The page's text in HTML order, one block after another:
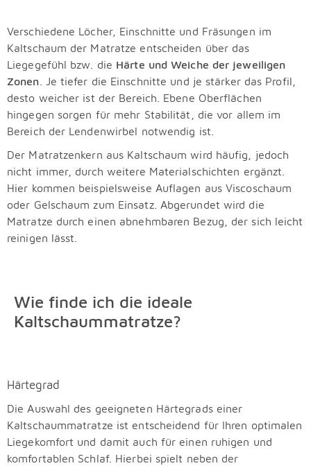
Verschiedene Löcher, Einschnitte und Fräsungen im
Kaltschaum der Matratze entscheiden über das
Liegegefühl bzw. die Härte und Weiche der jeweiligen
Zonen . Je tiefer die Einschnitte und je stärker das Profil,
desto weicher ist der Bereich. Ebene Oberflächen
hingegen sorgen für mehr Stabilität, die vor allem im
Bereich der Lendenwirbel notwendig ist.
Der Matratzenkern aus Kaltschaum wird häufig, jedoch
nicht immer, durch weitere Materialschichten ergänzt.
Hier kommen beispielsweise Auflagen aus Viscoschaum
oder Gelschaum zum Einsatz. Abgerundet wird die
Matratze durch einen abnehmbaren Bezug, der sich leicht
reinigen lässt.
Wie finde ich die ideale
Kaltschaummatratze?
Härtegrad
Die Auswahl des geeigneten Härtegrads einer
Kaltschaummatratze ist entscheidend für Ihren optimalen
Liegekomfort und damit auch für einen ruhigen und
komfortablen Schlaf. Hierbei spielt neben der